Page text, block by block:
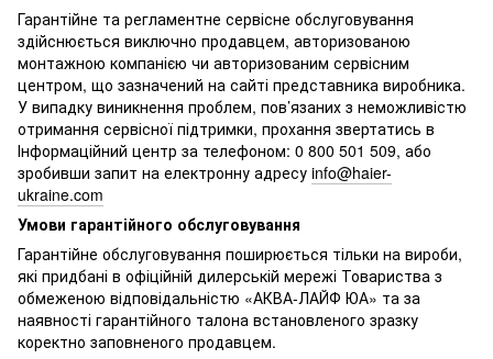
Гарантійне та регламентне сервісне обслуговування
здійснюється виключно продавцем, авторизованою
монтажною компанією чи авторизованим сервісним
центром, що зазначений на сайті представника виробника.
У випадку виникнення проблем, пов’язаних з неможливістю
отримання сервісної підтримки, прохання звертатись в
Інформаційний центр за телефоном: 0 800 501 509, або
зробивши запит на електронну адресу info@haier-
ukraine.com
Умови гарантійного обслуговування
Гарантійне обслуговування поширюється тільки на вироби,
які придбані в офіційній дилерській мережі Товариства з
обмеженою відповідальністю «АКВА-ЛАЙФ ЮА» та за
наявності гарантійного талона встановленого зразку
коректно заповненого продавцем.